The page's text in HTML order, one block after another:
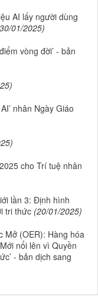
AI lấy người dùng
01/2025)
vòng đời’ - bản
nhân Ngày Giáo
cho Trí tuệ nhân
lần 3: Định hình
tri thức (20/01/2025)
Mở (OER): Hàng hóa
nổi lên vì Quyền
- bản dịch sang